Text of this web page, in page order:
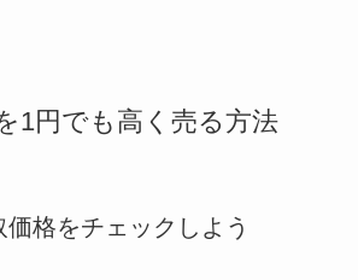
1円でも高く売る方法
格をチェックしよう